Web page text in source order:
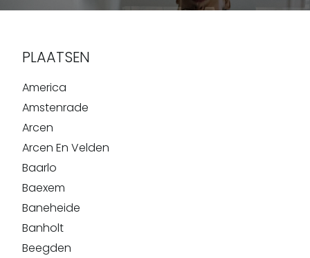
PLAATSEN
America
Amstenrade
Arcen
Arcen En Velden
Baarlo
Baexem
Baneheide
Banholt
Beegden